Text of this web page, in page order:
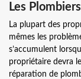
Les
La plupart des
mêmes les
s’accumulent
propriétaire devra
réparation de